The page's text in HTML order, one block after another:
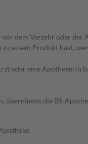
dem Verzehr oder
einem Produkt hast,
oder eine Apothekerin
die BS-